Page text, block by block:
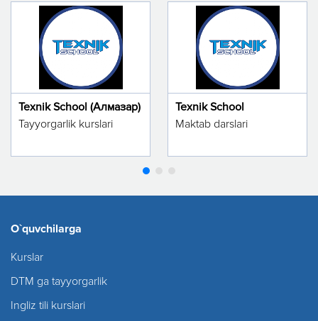
Texnik School (Алмазар)
Tayyorgarlik kurslari
Texnik School
Maktab darslari
O`quvchilarga
Kurslar
DTM ga tayyorgarlik
Ingliz tili kurslari